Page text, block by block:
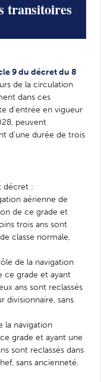
transitoires
9 du décret du 8
de la circulation
dans ces
d'entrée en vigueur
peuvent
d'une durée de trois
décret :
aérienne de
de ce grade et
trois ans sont
classe normale,
de la navigation
ce grade et ayant
ans sont reclassés
divisionnaire, sans
la navigation
grade et ayant une
sont reclassés dans
sans ancienneté.